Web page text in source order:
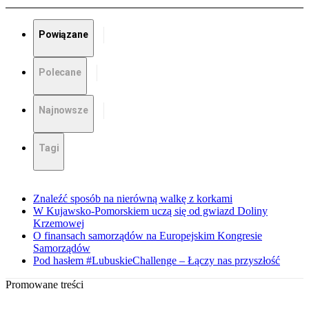
Powiązane
Polecane
Najnowsze
Tagi
Znaleźć sposób na nierówną walkę z korkami
W Kujawsko-Pomorskiem uczą się od gwiazd Doliny
Krzemowej
O finansach samorządów na Europejskim Kongresie
Samorządów
Pod hasłem #LubuskieChallenge – Łączy nas przyszłość
Promowane treści